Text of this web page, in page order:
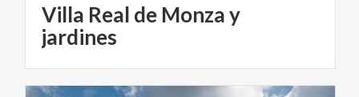
Villa Real de Monza y
jardines